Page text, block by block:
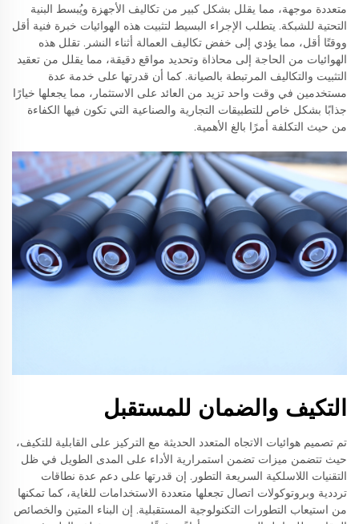
متعددة موجهة، مما يقلل بشكل كبير من تكاليف الأجهزة ويُبسط البنية
التحتية للشبكة. يتطلب الإجراء البسيط لتثبيت هذه الهوائيات خبرة فنية أقل
ووقتًا أقل، مما يؤدي إلى خفض تكاليف العمالة أثناء النشر. تقلل هذه
الهوائيات من الحاجة إلى محاذاة وتحديد مواقع دقيقة، مما يقلل من تعقيد
التثبيت والتكاليف المرتبطة بالصيانة. كما أن قدرتها على خدمة عدة
مستخدمين في وقت واحد تزيد من العائد على الاستثمار، مما يجعلها خيارًا
جذابًا بشكل خاص للتطبيقات التجارية والصناعية التي تكون فيها الكفاءة
من حيث التكلفة أمرًا بالغ الأهمية.
التكيف والضمان للمستقبل
تم تصميم هوائيات الاتجاه المتعدد الحديثة مع التركيز على القابلية للتكيف،
حيث تتضمن ميزات تضمن استمرارية الأداء على المدى الطويل في ظل
التقنيات اللاسلكية السريعة التطور. إن قدرتها على دعم عدة نطاقات
ترددية وبروتوكولات اتصال تجعلها متعددة الاستخدامات للغاية، كما تمكنها
من استيعاب التطورات التكنولوجية المستقبلية. إن البناء المتين والخصائص